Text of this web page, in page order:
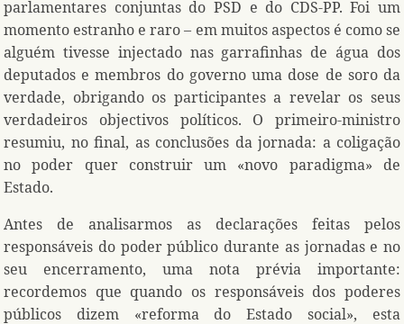
parlamentares conjuntas do PSD e do CDS-PP. Foi um
momento estranho e raro – em muitos aspectos é como se
alguém tivesse injectado nas garrafinhas de água dos
deputados e membros do governo uma dose de soro da
verdade, obrigando os participantes a revelar os seus
verdadeiros objectivos políticos. O primeiro-ministro
resumiu, no final, as conclusões da jornada: a coligação
no poder quer construir um «novo paradigma» de
Estado.
Antes de analisarmos as declarações feitas pelos
responsáveis do poder público durante as jornadas e no
seu encerramento, uma nota prévia importante:
recordemos que quando os responsáveis dos poderes
públicos dizem «reforma do Estado social», esta